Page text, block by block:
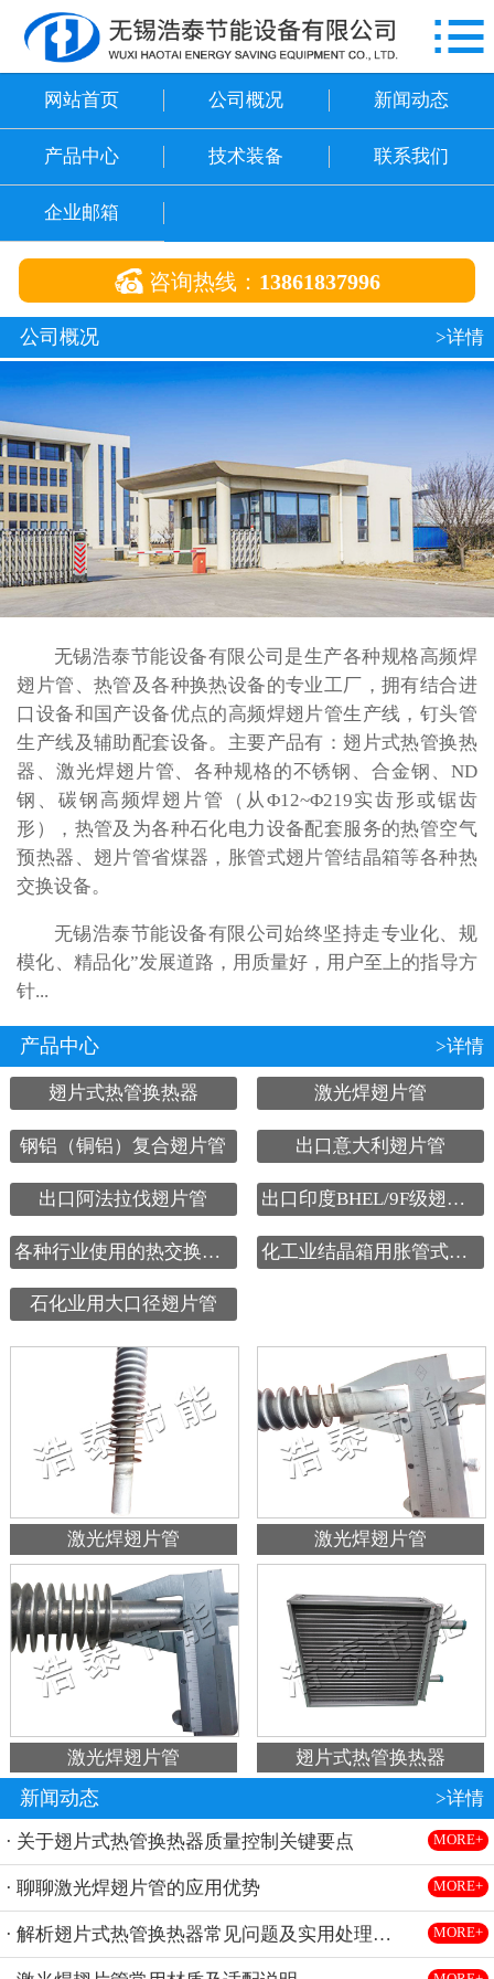
网站首页
联系我们
企业邮箱

网站首页 公司概况 新闻动态
产品中心 技术装备 联系我们
企业邮箱
 咨询热线： 13861837996
公司概况 >详情
无锡浩泰节能设备有限公司是生产各种规格高频焊
翅片管、热管及各种换热设备的专业工厂，拥有结合进
口设备和国产设备优点的高频焊翅片管生产线，钉头管
生产线及辅助配套设备。主要产品有：翅片式热管换热
器、激光焊翅片管、各种规格的不锈钢、合金钢、ND
钢、碳钢高频焊翅片管（从Φ12~Φ219实齿形或锯齿
形），热管及为各种石化电力设备配套服务的热管空气
预热器、翅片管省煤器，胀管式翅片管结晶箱等各种热
交换设备。
无锡浩泰节能设备有限公司始终坚持走专业化、规
模化、精品化”发展道路，用质量好，用户至上的指导方
针...
产品中心 >详情
翅片式热管换热器 激光焊翅片管
钢铝（铜铝）复合翅片管 出口意大利翅片管
出口阿法拉伐翅片管 出口印度BHEL/9F级翅片管
各种行业使用的热交换设备 化工业结晶箱用胀管式翅片管
石化业用大口径翅片管
激光焊翅片管 激光焊翅片管
激光焊翅片管 翅片式热管换热器
新闻动态 >详情
· 关于翅片式热管换热器质量控制关键要点 MORE+
· 聊聊激光焊翅片管的应用优势 MORE+
· 解析翅片式热管换热器常见问题及实用处理方法 MORE+